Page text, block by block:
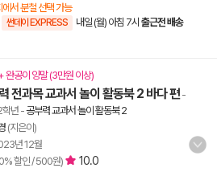
서 분철 선택 가능
썬데이 EXPRESS 내일 (월) 아침 7시 출근전 배송
완공이 양말 (3만원 이상)
전과목 교과서 놀이 활동북 2 바다 편 -
학년 -공부력 교과서 놀이 활동북 2
(지은이)
년 12월
할인 / 500원) 10.0